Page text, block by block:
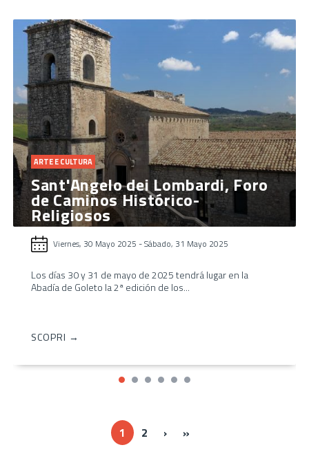
ARTE E CULTURA
Sant'Angelo dei Lombardi, Foro
de Caminos Histórico-
Religiosos
Viernes, 30 Mayo 2025 -Sábado, 31 Mayo 2025
Los días 30 y 31 de mayo de 2025 tendrá lugar en la
Abadía de Goleto la 2ª edición de los...
SCOPRI →
1 2 ›Next ›
»